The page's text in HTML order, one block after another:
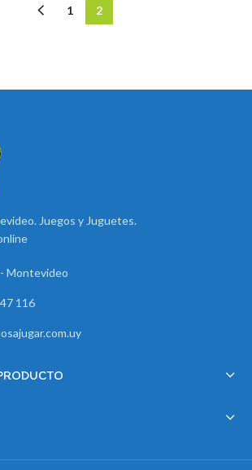
1 2
Juegos y Juguetes.
Montevideo
116